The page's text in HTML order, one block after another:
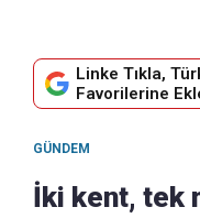
Linke Tıkla,
Favorilerine
GÜNDEM
İki kent, tek